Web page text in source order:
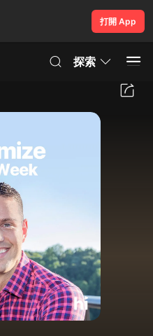
打開 App
探索